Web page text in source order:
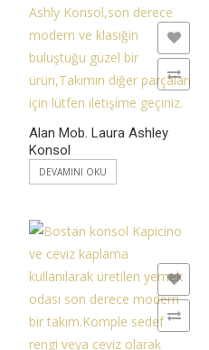
Alan Mob. Laura Ashley
Konsol
5 üzerinden
5.00
DEVAMINI OKU
ADD TO COMPARE
ADD TO WISHLIST
ADD TO COMPARE
ADD TO WISHLIST